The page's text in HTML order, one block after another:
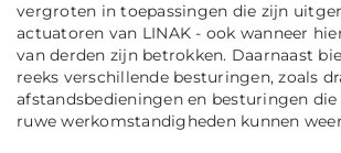
vergroten in toepassingen die zijn
actuatoren van LINAK - ook wanneer
van derden zijn betrokken. Daarnaast
reeks verschillende besturingen, zoals
afstandsbedieningen en besturingen
ruwe werkomstandigheden kunnen